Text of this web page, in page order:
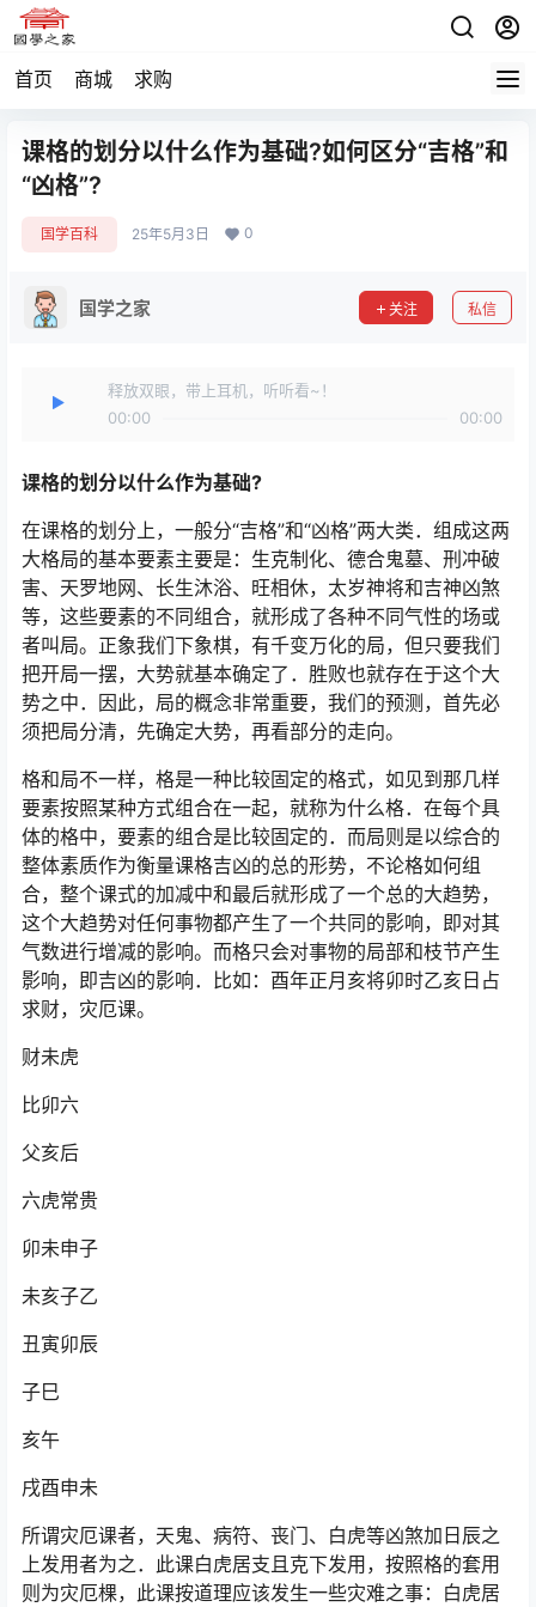
首页 商城 求购
课格的划分以什么作为基础?如何区分“吉格”和
“凶格”?
国学百科 25年5月3日 0
国学之家 关注 私信
释放双眼，带上耳机，听听看~！
00:00
00:00
课格的划分以什么作为基础?
在课格的划分上，一般分“吉格”和“凶格”两大类．组成这两
大格局的基本要素主要是：生克制化、德合鬼墓、刑冲破
害、天罗地网、长生沐浴、旺相休，太岁神将和吉神凶煞
等，这些要素的不同组合，就形成了各种不同气性的场或
者叫局。正象我们下象棋，有千变万化的局，但只要我们
把开局一摆，大势就基本确定了．胜败也就存在于这个大
势之中．因此，局的概念非常重要，我们的预测，首先必
须把局分清，先确定大势，再看部分的走向。
格和局不一样，格是一种比较固定的格式，如见到那几样
要素按照某种方式组合在一起，就称为什么格．在每个具
体的格中，要素的组合是比较固定的．而局则是以综合的
整体素质作为衡量课格吉凶的总的形势，不论格如何组
合，整个课式的加减中和最后就形成了一个总的大趋势，
这个大趋势对任何事物都产生了一个共同的影响，即对其
气数进行增减的影响。而格只会对事物的局部和枝节产生
影响，即吉凶的影响．比如：酉年正月亥将卯时乙亥日占
求财，灾厄课。
财未虎
比卯六
父亥后
六虎常贵
卯未申子
未亥子乙
丑寅卯辰
子巳
亥午
戌酉申未
所谓灾厄课者，天鬼、病符、丧门、白虎等凶煞加日辰之
上发用者为之．此课白虎居支且克下发用，按照格的套用
则为灾厄棵，此课按道理应该发生一些灾难之事：白虎居